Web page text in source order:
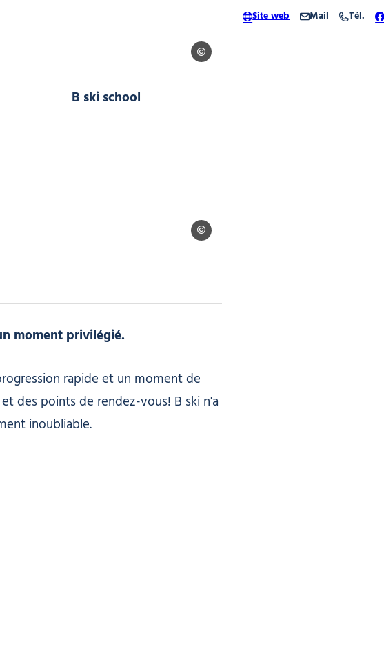
B ski school
B ski school, © B ski school
B ski school
moment privilégié.
rapide et un moment de
des points de rendez-vous! B ski n'a
inoubliable.
Site web Mail Tél.